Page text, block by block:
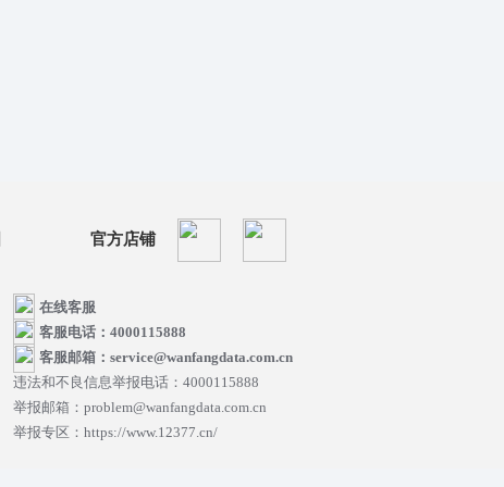
官方店铺
在线客服
客服电话：4000115888
客服邮箱：service@wanfangdata.com.cn
违法和不良信息举报电话：4000115888
举报邮箱：problem@wanfangdata.com.cn
举报专区：https://www.12377.cn/